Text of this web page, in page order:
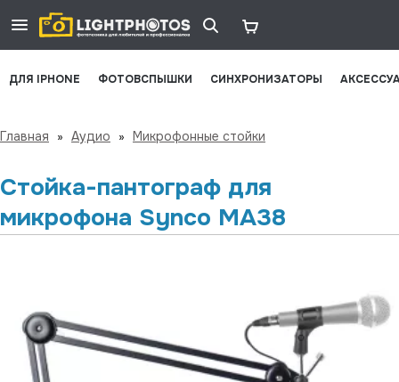
ДЛЯ IPHONE ФОТОВСПЫШКИ СИНХРОНИЗАТОРЫ
Главная » Аудио » Микрофонные стойки
Стойка-пантограф для
микрофона Synco MA38